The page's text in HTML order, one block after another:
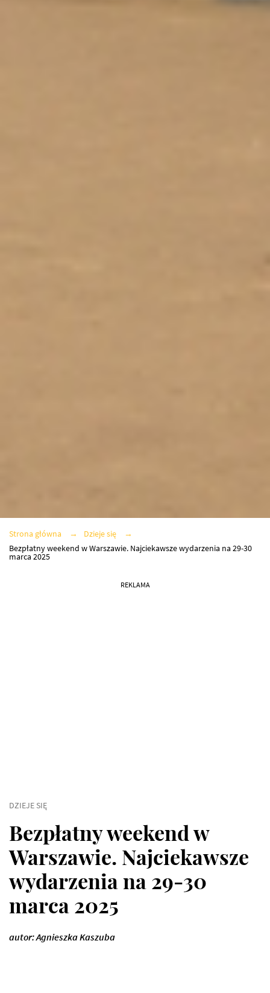
Strona główna
Dzieje się
Bezpłatny weekend w Warszawie. Najciekawsze wydarzenia na 29-30
marca 2025
REKLAMA
DZIEJE SIĘ
Bezpłatny weekend w
Warszawie. Najciekawsze
wydarzenia na 29-30
marca 2025
autor: Agnieszka Kaszuba